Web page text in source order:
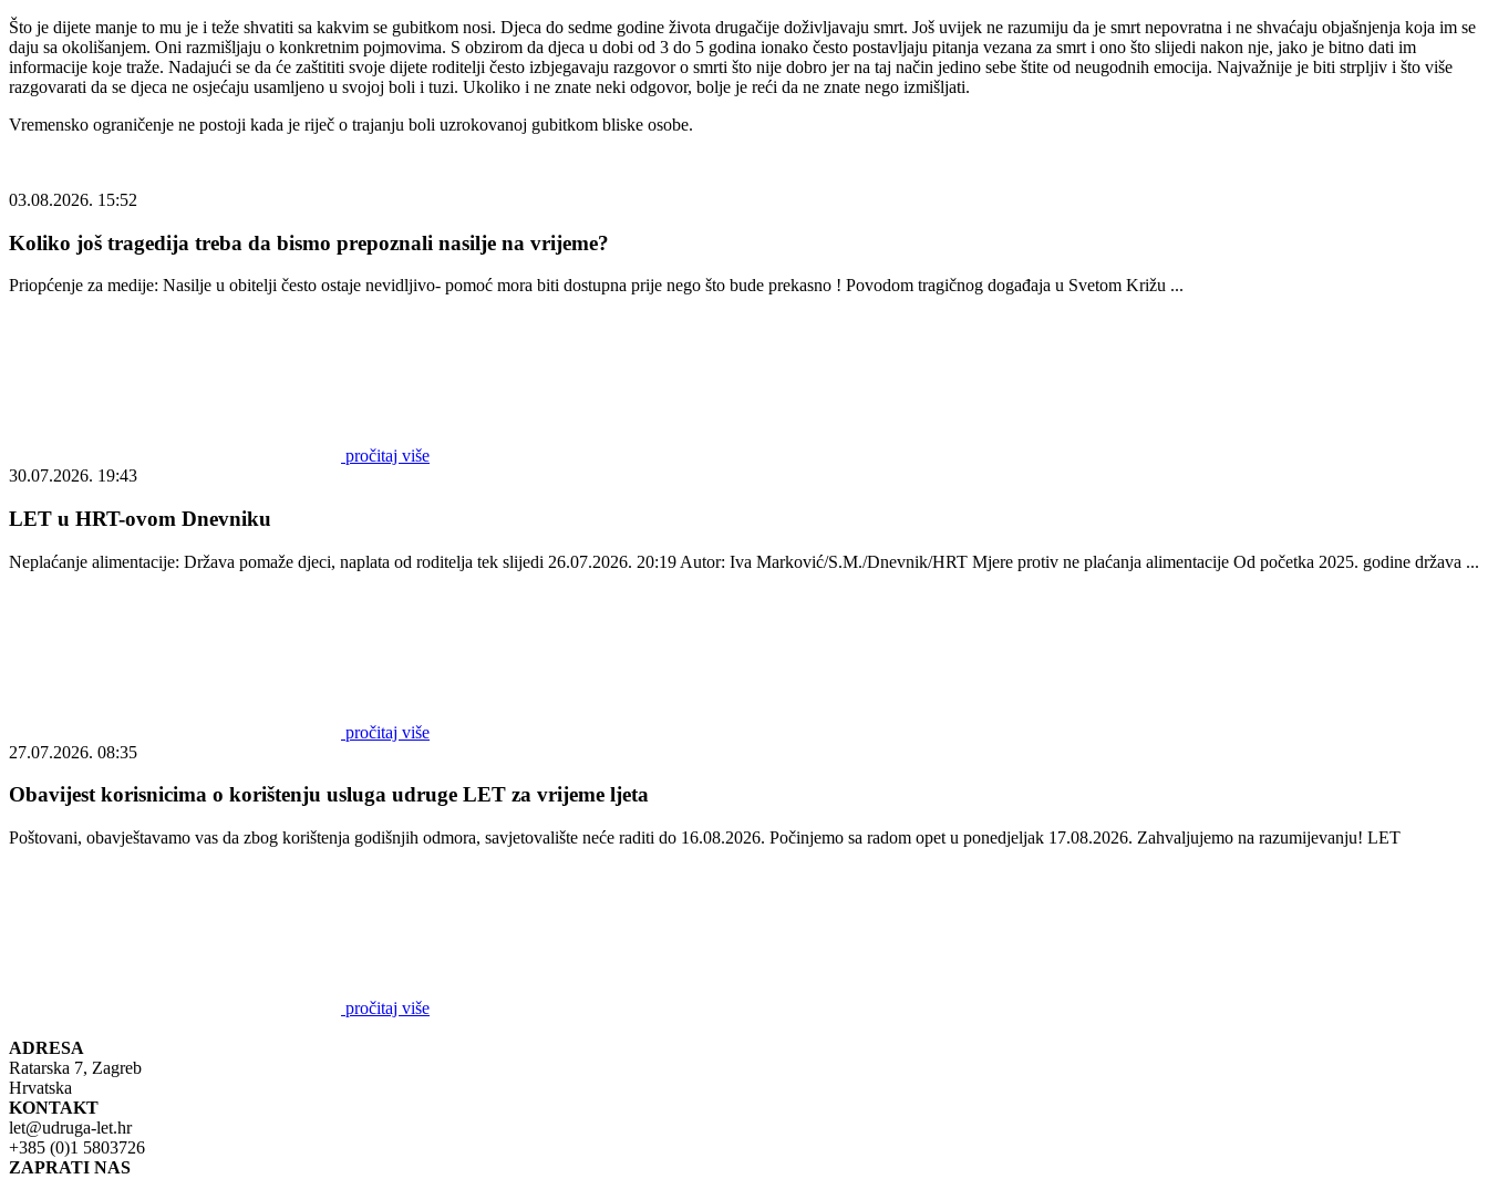
Što je dijete manje to mu je i teže shvatiti sa kakvim se gubitkom nosi. Djeca do sedme godine života drugačije doživljavaju smrt. Još uvijek ne razumiju da je smrt nepovratna i ne shvaćaju objašnjenja koja im se
daju sa okolišanjem. Oni razmišljaju o konkretnim pojmovima. S obzirom da djeca u dobi od 3 do 5 godina ionako često postavljaju pitanja vezana za smrt i ono što slijedi nakon nje, jako je bitno dati im
informacije koje traže. Nadajući se da će zaštititi svoje dijete roditelji često izbjegavaju razgovor o smrti što nije dobro jer na taj način jedino sebe štite od neugodnih emocija. Najvažnije je biti strpljiv i što više
razgovarati da se djeca ne osjećaju usamljeno u svojoj boli i tuzi. Ukoliko i ne znate neki odgovor, bolje je reći da ne znate nego izmišljati.
Vremensko ograničenje ne postoji kada je riječ o trajanju boli uzrokovanoj gubitkom bliske osobe.
03.08.2026. 15:52
Koliko još tragedija treba da bismo prepoznali nasilje na vrijeme?
Priopćenje za medije: Nasilje u obitelji često ostaje nevidljivo- pomoć mora biti dostupna prije nego što bude prekasno ! Povodom tragičnog događaja u Svetom Križu ...
pročitaj više
30.07.2026. 19:43
LET u HRT-ovom Dnevniku
Neplaćanje alimentacije: Država pomaže djeci, naplata od roditelja tek slijedi 26.07.2026. 20:19 Autor: Iva Marković/S.M./Dnevnik/HRT Mjere protiv ne plaćanja alimentacije Od početka 2025. godine država ...
pročitaj više
27.07.2026. 08:35
Obavijest korisnicima o korištenju usluga udruge LET za vrijeme ljeta
Poštovani, obavještavamo vas da zbog korištenja godišnjih odmora, savjetovalište neće raditi do 16.08.2026. Počinjemo sa radom opet u ponedjeljak 17.08.2026. Zahvaljujemo na razumijevanju! LET
pročitaj više
ADRESA
Ratarska 7, Zagreb
Hrvatska
KONTAKT
let@udruga-let.hr
+385 (0)1 5803726
ZAPRATI NAS